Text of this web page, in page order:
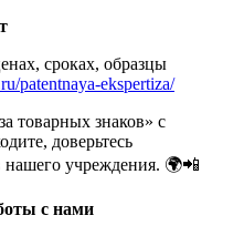
сроках, образцы
patentnaya-ekspertiza/
товарных знаков» с
доверьтесь
нашего учреждения. 🌍📲
с нами